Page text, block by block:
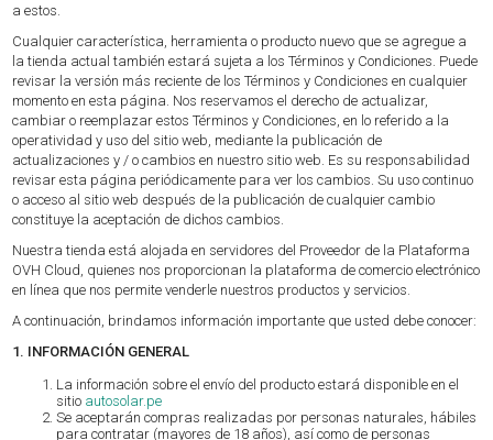
a estos.
Cualquier característica, herramienta o producto nuevo que se agregue a
la tienda actual también estará sujeta a los Términos y Condiciones. Puede
revisar la versión más reciente de los Términos y Condiciones en cualquier
momento en esta página. Nos reservamos el derecho de actualizar,
cambiar o reemplazar estos Términos y Condiciones, en lo referido a la
operatividad y uso del sitio web, mediante la publicación de
actualizaciones y / o cambios en nuestro sitio web. Es su responsabilidad
revisar esta página periódicamente para ver los cambios. Su uso continuo
o acceso al sitio web después de la publicación de cualquier cambio
constituye la aceptación de dichos cambios.
Nuestra tienda está alojada en servidores del Proveedor de la Plataforma
OVH Cloud, quienes nos proporcionan la plataforma de comercio electrónico
en línea que nos permite venderle nuestros productos y servicios.
A continuación, brindamos información importante que usted debe conocer:
1. INFORMACIÓN GENERAL
La información sobre el envío del producto estará disponible en el
sitio autosolar.pe
Se aceptarán compras realizadas por personas naturales, hábiles
para contratar (mayores de 18 años), así como de personas